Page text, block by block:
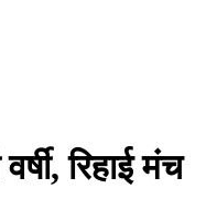
रिहाई मंच